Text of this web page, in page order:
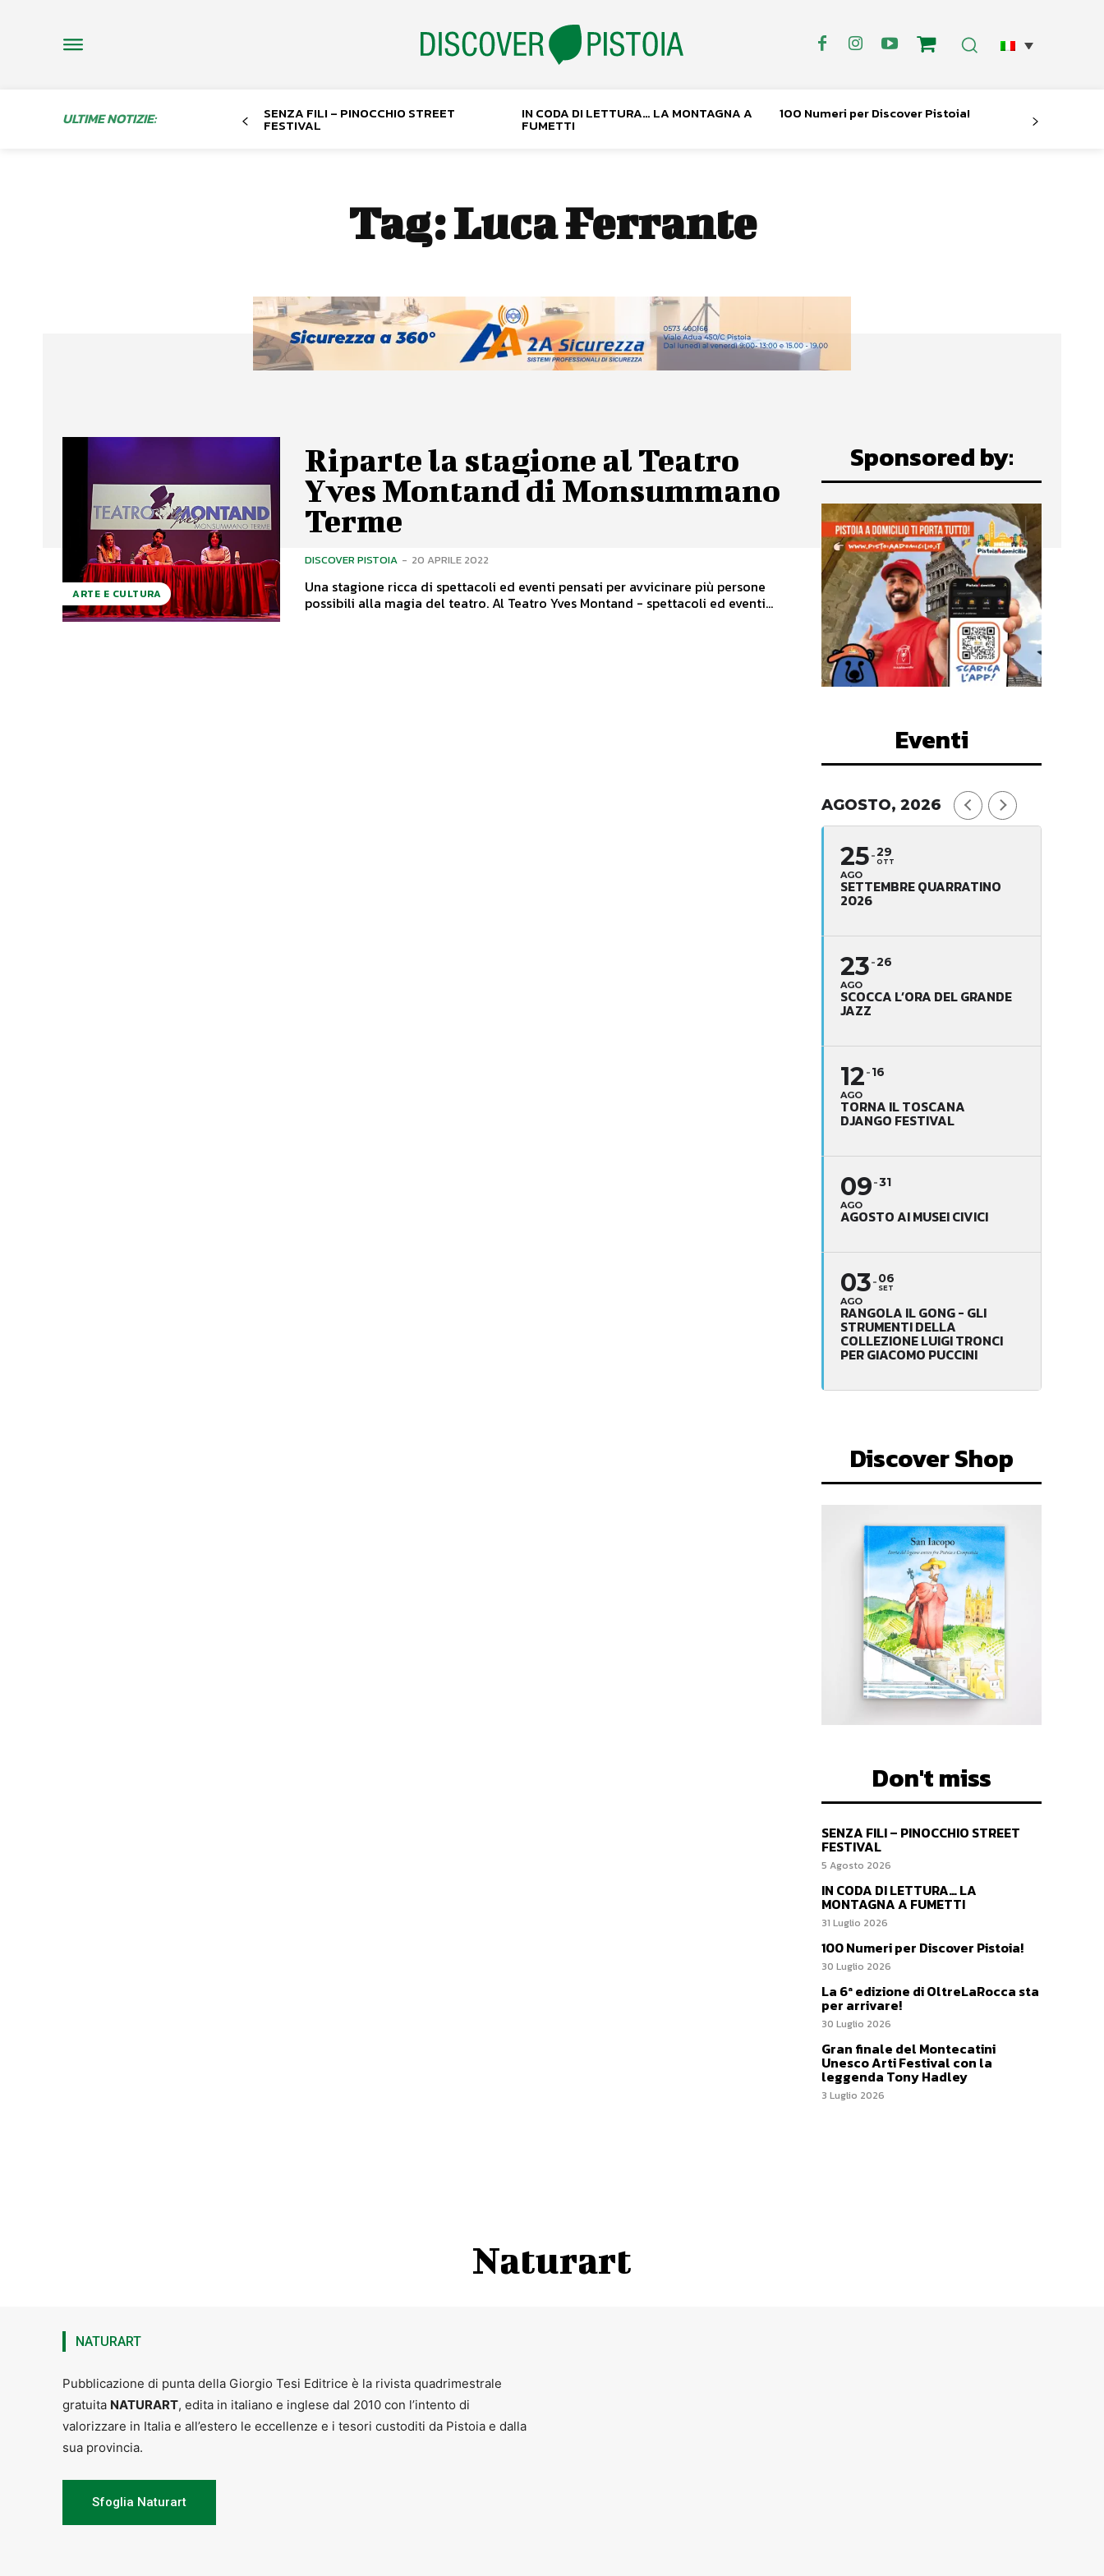
ULTIME NOTIZIE: SENZA FILI – PINOCCHIO STREET
FESTIVAL
IN CODA DI LETTURA… LA MONTAGNA A
FUMETTI
100 Numeri per Discover Pistoia!
Tag:Luca Ferrante
ARTE E CULTURA
Riparte la stagione al Teatro
Yves Montand di Monsummano
Terme
DISCOVER PISTOIA - 20 APRILE 2022
Una stagione ricca di spettacoli ed eventi pensati per avvicinare più persone
possibili alla magia del teatro. Al Teatro Yves Montand - spettacoli ed eventi...
Sponsored by:
Eventi
AGOSTO, 2026
25
AGO
29
OTT
SETTEMBRE QUARRATINO
2026
23
AGO
26
SCOCCA L’ORA DEL GRANDE
JAZZ
12
AGO
16
TORNA IL TOSCANA
DJANGO FESTIVAL
09
AGO
31
AGOSTO AI MUSEI CIVICI
03
AGO
06
SET
RANGOLA IL GONG - GLI
STRUMENTI DELLA
COLLEZIONE LUIGI TRONCI
PER GIACOMO PUCCINI
Discover Shop
Don't miss
SENZA FILI – PINOCCHIO STREET
FESTIVAL
5 Agosto 2026
IN CODA DI LETTURA… LA
MONTAGNA A FUMETTI
31 Luglio 2026
100 Numeri per Discover Pistoia!
30 Luglio 2026
La 6ª edizione di OltreLaRocca sta
per arrivare!
30 Luglio 2026
Gran finale del Montecatini
Unesco Arti Festival con la
leggenda Tony Hadley
3 Luglio 2026
Naturart
NATURART
Pubblicazione di punta della Giorgio Tesi Editrice è la rivista quadrimestrale
gratuita NATURART, edita in italiano e inglese dal 2010 con l’intento di
valorizzare in Italia e all’estero le eccellenze e i tesori custoditi da Pistoia e dalla
sua provincia.
Sfoglia Naturart